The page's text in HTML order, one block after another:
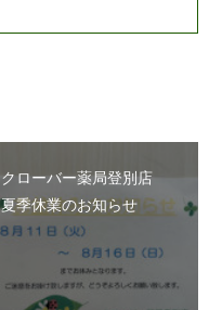
クローバー薬局登別店
夏季休業のお知らせ